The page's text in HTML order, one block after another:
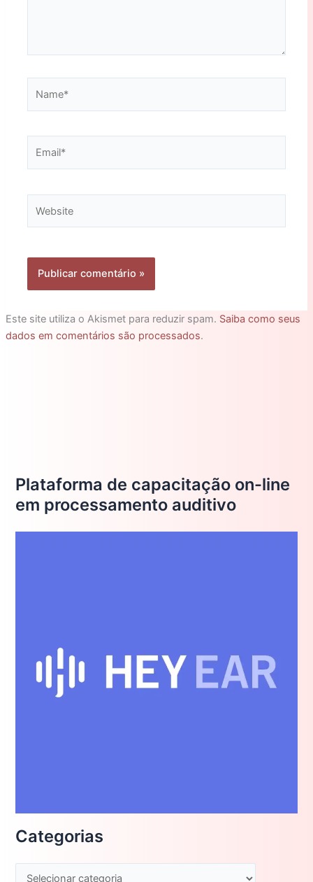
Este site utiliza o Akismet para reduzir spam. Saiba como seus
dados em comentários são processados.
Plataforma de capacitação on-line
em processamento auditivo
Categorias